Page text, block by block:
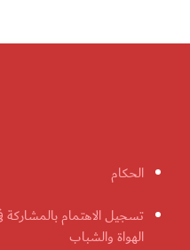
الحكام
تسجيل الاهتمام
الهواة والشباب